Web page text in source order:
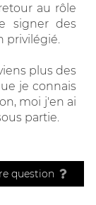
au rôle
signer des
privilégié.
plus des
je connais
moi j'en ai
partie.
question